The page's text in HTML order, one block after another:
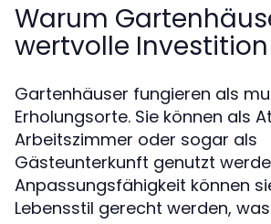
Warum
wertvolle
Gartenhäuser fungieren als
Erholungsorte. Sie können als
Arbeitszimmer oder sogar als
Gästeunterkunft genutzt
Anpassungsfähigkeit können
Lebensstil gerecht werden,